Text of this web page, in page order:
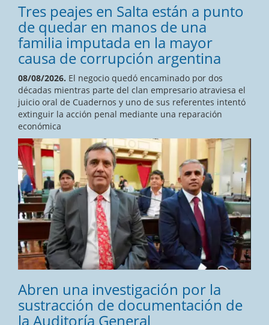
Tres peajes en Salta están a punto
de quedar en manos de una
familia imputada en la mayor
causa de corrupción argentina
08/08/2026. El negocio quedó encaminado por dos
décadas mientras parte del clan empresario atraviesa el
juicio oral de Cuadernos y uno de sus referentes intentó
extinguir la acción penal mediante una reparación
económica
Abren una investigación por la
sustracción de documentación de
la Auditoría General